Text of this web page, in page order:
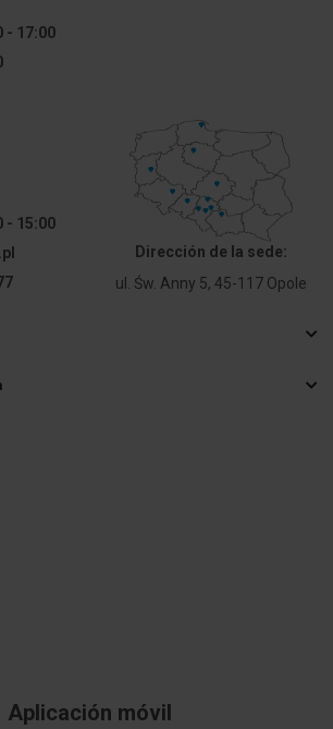
- 17:00
- 15:00
Dirección de la sede:
ul. Św. Anny 5, 45-117 Opole
Aplicación móvil